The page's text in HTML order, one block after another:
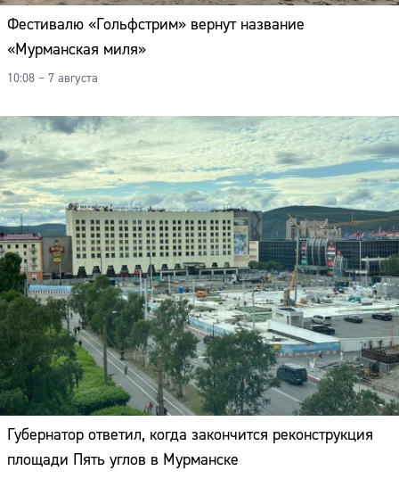
Фестивалю «Гольфстрим» вернут название
«Мурманская миля»
10:08 – 7 августа
Губернатор ответил, когда закончится реконструкция
площади Пять углов в Мурманске